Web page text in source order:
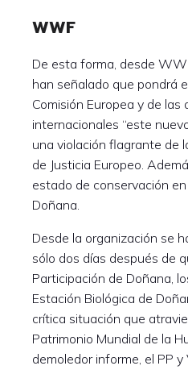
WWF
De esta forma, desde
han señalado que pondrá
Comisión Europea y de las
internacionales “este
una violación flagrante de
de Justicia Europeo.
estado de conservación
Doñana.
Desde la organización se
sólo dos días después de
Participación de Doñana,
Estación Biológica de
crítica situación que
Patrimonio Mundial de la
demoledor informe, el PP